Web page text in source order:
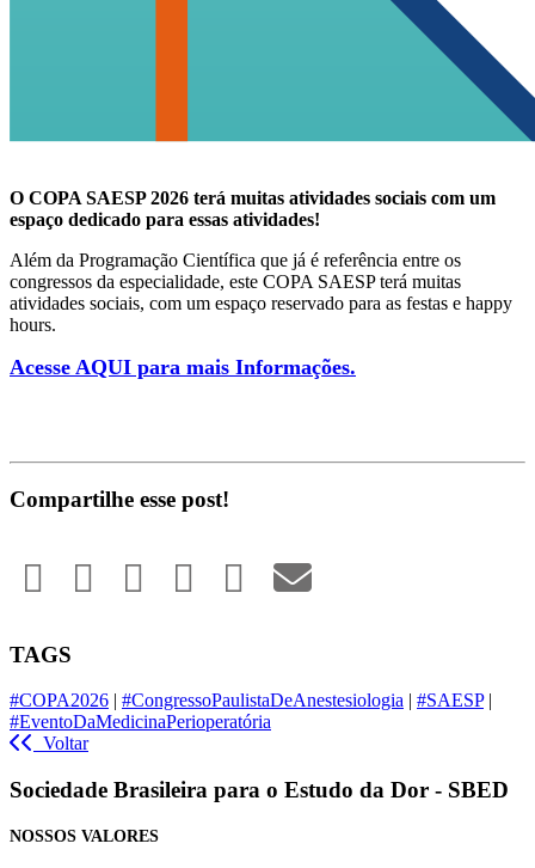
O COPA SAESP 2026 terá muitas atividades sociais com um
espaço dedicado para essas atividades!
Além da Programação Científica que já é referência entre os
congressos da especialidade, este COPA SAESP terá muitas
atividades sociais, com um espaço reservado para as festas e happy
hours.
Acesse AQUI para mais Informações.
Compartilhe esse post!
TAGS
#COPA2026 | #CongressoPaulistaDeAnestesiologia | #SAESP|
#EventoDaMedicinaPerioperatória
Voltar
Sociedade Brasileira para o Estudo da Dor - SBED
NOSSOS VALORES